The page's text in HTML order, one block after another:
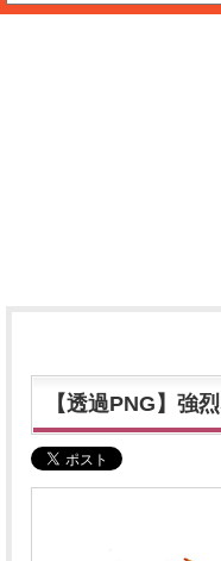
【透過PNG】強